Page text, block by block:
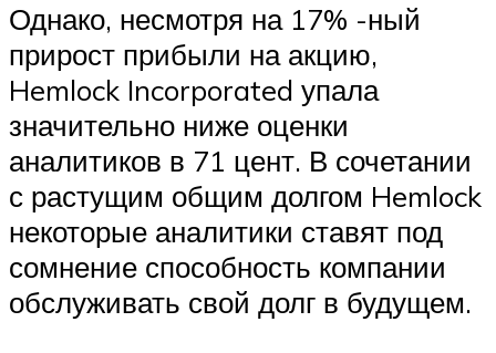
Однако, несмотря на 17% -ный
прирост прибыли на акцию,
Hemlock Incorporated упала
значительно ниже оценки
аналитиков в 71 цент. В сочетании
с растущим общим долгом Hemlock
некоторые аналитики ставят под
сомнение способность компании
обслуживать свой долг в будущем.